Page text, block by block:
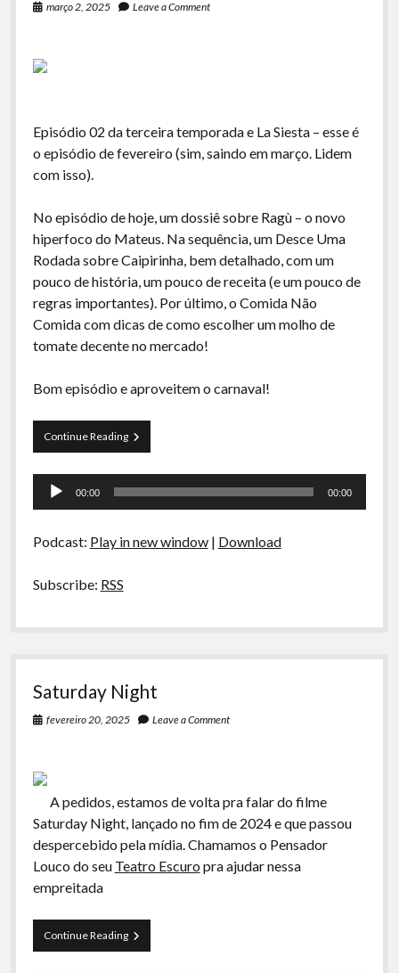
março 2, 2025 Leave a Comment
Episódio 02 da terceira temporada e La Siesta – esse é
o episódio de fevereiro (sim, saindo em março. Lidem
com isso).
No episódio de hoje, um dossiê sobre Ragù – o novo
hiperfoco do Mateus. Na sequência, um Desce Uma
Rodada sobre Caipirinha, bem detalhado, com um
pouco de história, um pouco de receita (e um pouco de
regras importantes). Por último, o Comida Não
Comida com dicas de como escolher um molho de
tomate decente no mercado!
Bom episódio e aproveitem o carnaval!
Continue ReadingLa
Siesta
Ragù,
Molho
Tocador
00:00 00:00
Podcast: Play in new window| Download
Subscribe: RSS
Saturday Night
fevereiro 20, 2025 Leave a Comment
A pedidos, estamos de volta pra falar do filme
Saturday Night, lançado no fim de 2024 e que passou
despercebido pela mídia. Chamamos o Pensador
Louco do seu Teatro Escuro pra ajudar nessa
empreitada
Continue ReadingSaturday
Night